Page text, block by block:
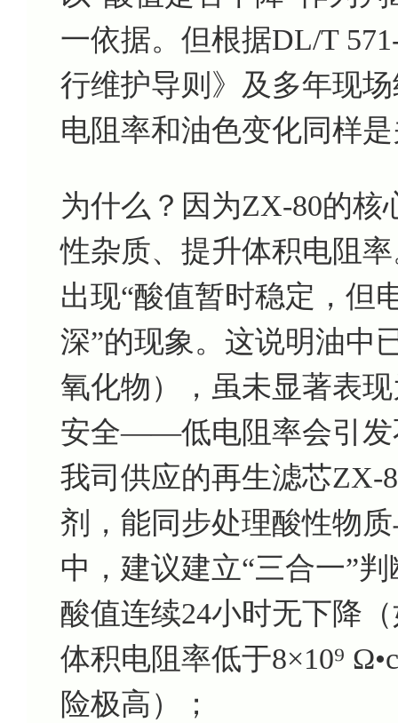
一依据。但根据DL/T
行维护导则》及多年现
电阻率和油色变化同样
为什么？因为ZX-80的
性杂质、提升体积电阻
出现“酸值暂时稳定，但
深”的现象。这说明油中
氧化物），虽未显著表
安全——低电阻率会引发
我司供应的再生滤芯ZX-
剂，能同步处理酸性物
中，建议建立“三合一”
酸值连续24小时无下降
体积电阻率低于8×10⁹
险极高）；